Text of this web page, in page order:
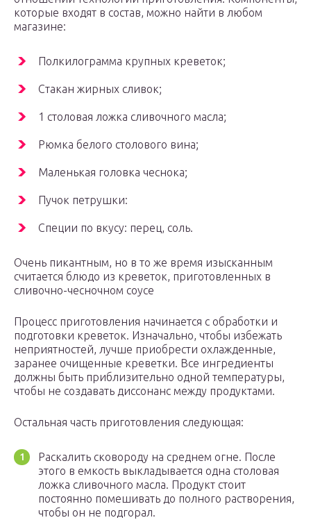
которые входят в состав, можно найти в любом
магазине:
Полкилограмма крупных креветок;
Стакан жирных сливок;
1 столовая ложка сливочного масла;
Рюмка белого столового вина;
Маленькая головка чеснока;
Пучок петрушки:
Специи по вкусу: перец, соль.
Очень пикантным, но в то же время изысканным
считается блюдо из креветок, приготовленных в
сливочно-чесночном соусе
Процесс приготовления начинается с обработки и
подготовки креветок. Изначально, чтобы избежать
неприятностей, лучше приобрести охлажденные,
заранее очищенные креветки. Все ингредиенты
должны быть приблизительно одной температуры,
чтобы не создавать диссонанс между продуктами.
Остальная часть приготовления следующая:
Раскалить сковороду на среднем огне. После
этого в емкость выкладывается одна столовая
ложка сливочного масла. Продукт стоит
постоянно помешивать до полного растворения,
чтобы он не подгорал.